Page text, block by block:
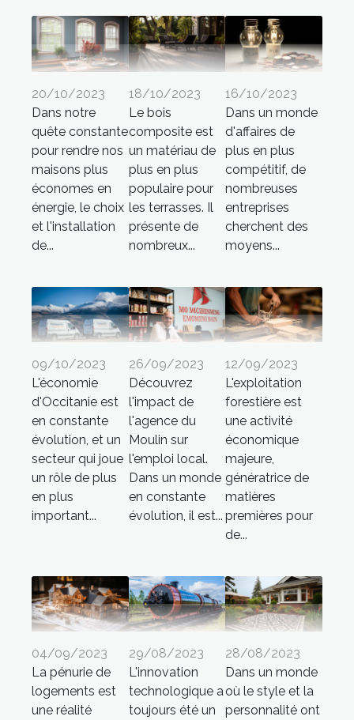
20/10/2023
Dans notre
quête constante
pour rendre nos
maisons plus
économes en
énergie, le choix
et l'installation
de...
18/10/2023
Le bois
composite est
un matériau de
plus en plus
populaire pour
les terrasses. Il
présente de
nombreux...
16/10/2023
Dans un monde
d'affaires de
plus en plus
compétitif, de
nombreuses
entreprises
cherchent des
moyens...
09/10/2023
L'économie
d'Occitanie est
en constante
évolution, et un
secteur qui joue
un rôle de plus
en plus
important...
26/09/2023
Découvrez
l'impact de
l'agence du
Moulin sur
l'emploi local.
Dans un monde
en constante
évolution, il est...
12/09/2023
L'exploitation
forestière est
une activité
économique
majeure,
génératrice de
matières
premières pour
de...
04/09/2023
La pénurie de
logements est
une réalité
29/08/2023
L'innovation
technologique a
toujours été un
28/08/2023
Dans un monde
où le style et la
personnalité ont